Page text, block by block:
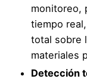
monitoreo,
tiempo
total sobre
materiales
Detección